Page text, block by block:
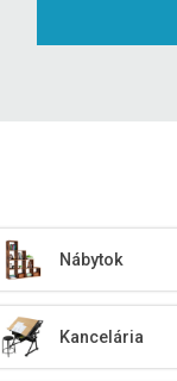
Nábytok
Kancelária